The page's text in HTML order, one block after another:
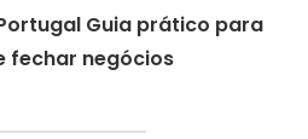
Guia prático para
fechar negócios